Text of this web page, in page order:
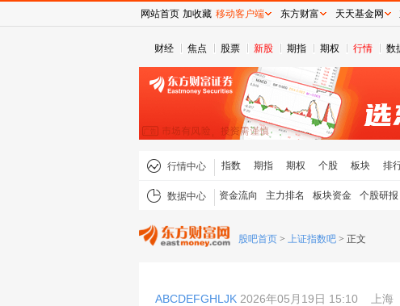
财经 焦点 股票 新股 期指 期权 行情 数
行情中心 指数 期指 期权 个股 板块 排
数据中心 资金流向 主力排名 板块资金 个股研报
股吧首页 > 上证指数吧 > 正文
ABCDEFGHLJK 2026年05月19日 15:10 上海
网站首页 加收藏 移动客户端 东方财富 天天基金网